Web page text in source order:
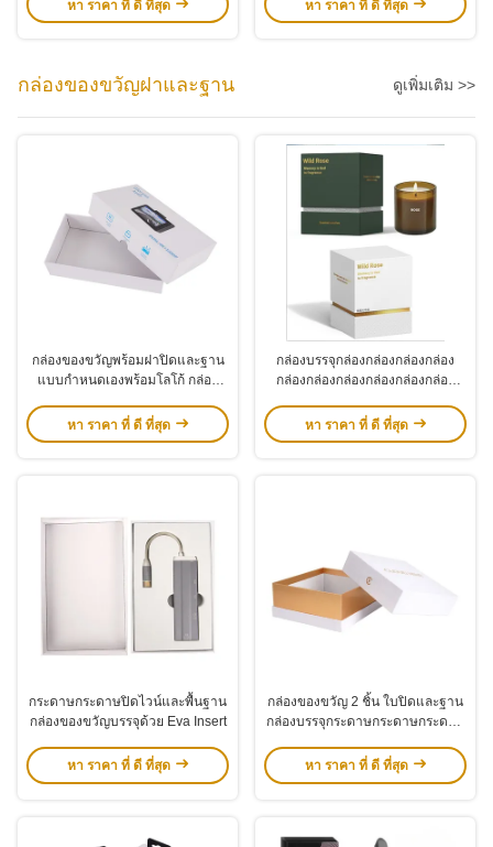
หา ราคา ที่ ดี ที่สุด หา ราคา ที่ ดี ที่สุด
กล่องของขวัญฝาและฐาน ดูเพิ่มเติม >>
กล่องของขวัญพร้อมฝาปิดและฐาน
แบบกำหนดเองพร้อมโลโก้ กล่อง
สำหรับเครื่องบันทึกในรถยนต์
หา ราคา ที่ ดี ที่สุด
กล่องบรรจุกล่องกล่องกล่องกล่อง
กล่องกล่องกล่องกล่องกล่องกล่อง
กล่องกล่องกล่องกล่องกล่องกล่อง
กล่องกล่องกล่องกล่องกล่องกล่อง
หา ราคา ที่ ดี ที่สุด
กระดาษกระดาษปิดไวน์และพื้นฐาน
กล่องของขวัญบรรจุด้วย Eva Insert
หา ราคา ที่ ดี ที่สุด
กล่องของขวัญ 2 ชิ้น ใบปิดและฐาน
กล่องบรรจุกระดาษกระดาษกระดาษ
หา ราคา ที่ ดี ที่สุด